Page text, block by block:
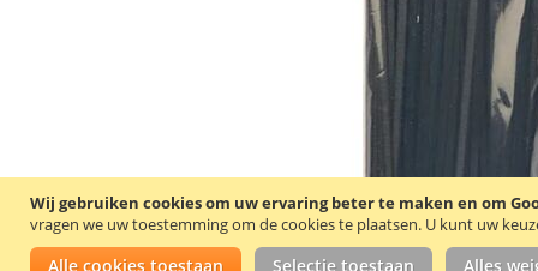
Wij gebruiken cookies om uw ervaring beter te maken en om
vragen we uw toestemming om de cookies te plaatsen. U kunt uw
Alle cookies toestaan Selectie toestaan Alles